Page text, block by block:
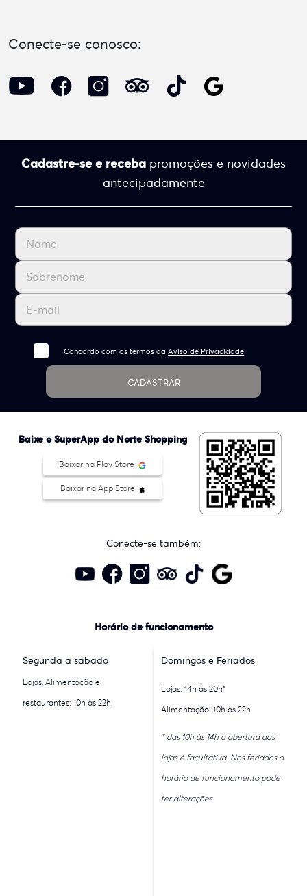
Conecte-se conosco:
Cadastre-se e receba promoções e novidades
antecipadamente
Concordo com os termos daAviso de Privacidade
CADASTRAR
Baixe o SuperApp do Norte Shopping
Baixar na Play Store
Baixar na App Store
Conecte-se também:
Horário de funcionamento
Segunda a sábado
Lojas, Alimentação e
restaurantes: 10h às 22h
Domingos e Feriados
Lojas: 14h às 20h*
Alimentação: 10h às 22h
* das 10h às 14h a abertura das
lojas é facultativa. Nos feriados o
horário de funcionamento pode
ter alterações.